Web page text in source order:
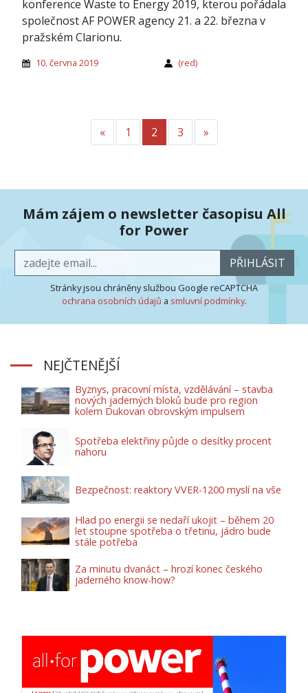
konference Waste to Energy 2019, kterou pořádala
společnost AF POWER agency 21. a 22. března v
pražském Clarionu.
10. června 2019 (red)
«Předchozí
1 2 3 »
Mám zájem o newsletter časopisu All
for Power
PŘIHLÁSIT
Stránky jsou chráněny službou Google reCAPTCHA
ochrana osobních údajů a smluvní podmínky.
NEJČTENĚJŠÍ
Byznys, pracovní místa, vzdělávání – stavba
nových jaderných bloků bude pro region
kolem Dukovan obrovským impulsem
Spotřeba elektřiny půjde o desítky procent
nahoru
Bezpečnost: reaktory VVER-1200 myslí na vše
Hlad po energii se nedaří ukojit – během 20
let stoupne spotřeba o třetinu, jádro bude
stále potřeba
Za minutu dvanáct – hrozí konec českého
jaderného know-how?